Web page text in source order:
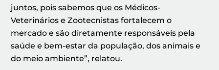
juntos, pois sabemos que os Médicos-
Veterinários e Zootecnistas fortalecem o
mercado e são diretamente responsáveis pela
saúde e bem-estar da população, dos animais e
do meio ambiente”, relatou.